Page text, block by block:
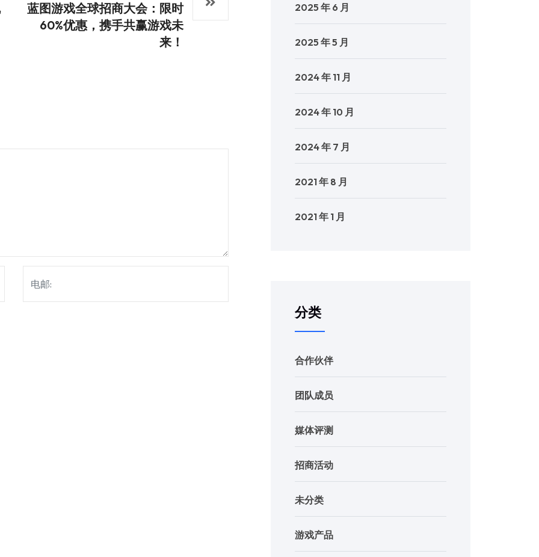
蓝图游戏全球招商大会：限时
60%优惠，携手共赢游戏未
来！
2025 年 6 月
2025 年 5 月
2024 年 11 月
2024 年 10 月
2024 年 7 月
2021 年 8 月
2021 年 1 月
分类
合作伙伴
团队成员
媒体评测
招商活动
未分类
游戏产品